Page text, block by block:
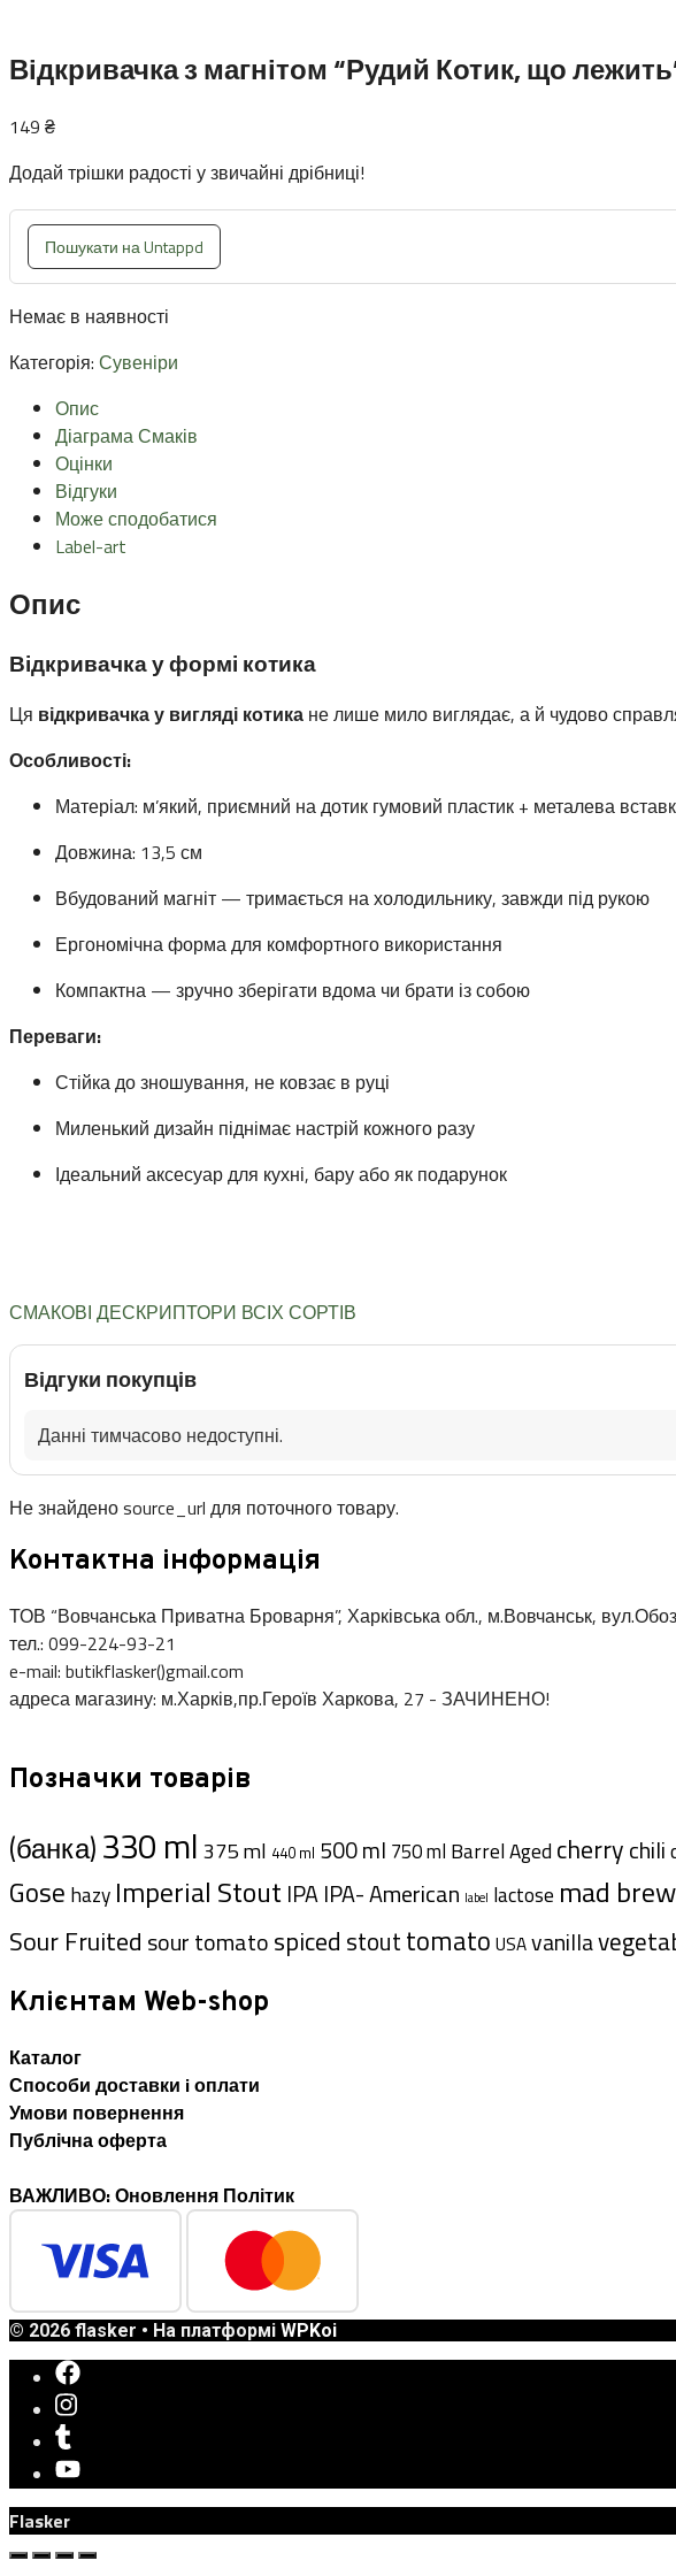
Відкривачка з магнітом “Рудий Котик, що
149 ₴
Додай трішки радості у звичайні дрібниці!
Пошукати на Untappd
Немає в наявності
Категорія: Сувеніри
Опис
Діаграма Смаків
Оцінки
Відгуки
Може сподобатися
Label-art
Опис
Відкривачка у формі котика
Ця відкривачка у вигляді котика не лише мило виглядає, а й чудово
Особливості:
Матеріал: м’який, приємний на дотик гумовий пластик + металева
Довжина: 13,5 см
Вбудований магніт — тримається на холодильнику, завжди під рукою
Ергономічна форма для комфортного використання
Компактна — зручно зберігати вдома чи брати із собою
Переваги:
Стійка до зношування, не ковзає в руці
Миленький дизайн піднімає настрій кожного разу
Ідеальний аксесуар для кухні, бару або як подарунок
СМАКОВІ ДЕСКРИПТОРИ ВСІХ СОРТІВ
Відгуки покупців
Данні тимчасово недоступні.
Не знайдено source_url для поточного товару.
Контактна інформація
ТОВ “Вовчанська Приватна Броварня”, Харківська обл., м.Вовчанськ,
тел.: 099-224-93-21
e-mail: butikflasker()gmail.com
адреса магазину: м.Харків,пр.Героїв Харкова, 27 - ЗАЧИНЕНО!
Позначки товарів
(банка)330 ml 375 ml 440 ml 500 ml 750 ml Barrel Aged cherrychili
Gose hazy Imperial Stout IPA IPA- American label lactose mad brew
Sour Fruited sour tomatospiced stouttomato USAvanilla
Клієнтам Web-shop
Каталог
Способи доставки i оплати
Умови повернення
Публічна оферта
ВАЖЛИВО: Оновлення Політик
© 2026 flasker • На платформі WPKoi
Flasker